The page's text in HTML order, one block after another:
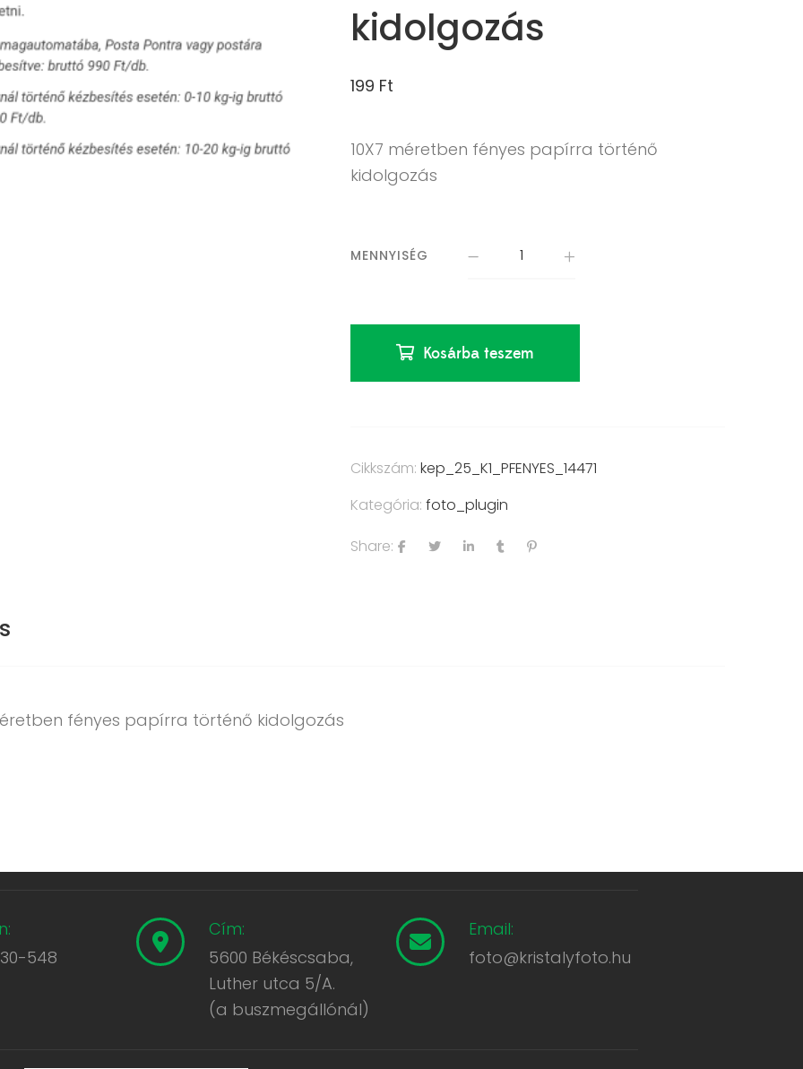
kidolgozás
199 Ft
10X7 méretben fényes papírra történő
kidolgozás
MENNYISÉG
Kosárba teszem
Cikkszám:kep_25_K1_PFENYES_14471
Kategória:foto_plugin
Share:
fényes papírra történő kidolgozás
548
Cím:
5600 Békéscsaba,
Luther utca 5/A.
(a buszmegállónál)
Email:
foto@kristalyfoto.hu